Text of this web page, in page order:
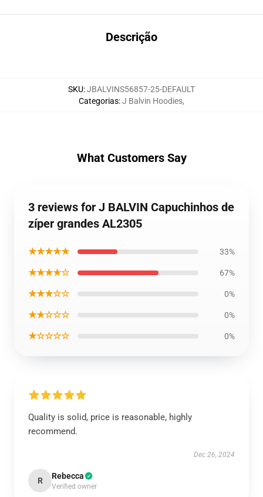
Descrição
SKU:JBALVINS56857-25-DEFAULT
Categorias:J Balvin Hoodies,
What Customers Say
3 reviews for J BALVIN Capuchinhos de
zíper grandes AL2305
★★★★★ 33%
★★★★☆ 67%
★★★☆☆ 0%
★★☆☆☆ 0%
★☆☆☆☆ 0%
Quality is solid, price is reasonable, highly
recommend.
Dec 26, 2024
R Rebecca
Verified owner